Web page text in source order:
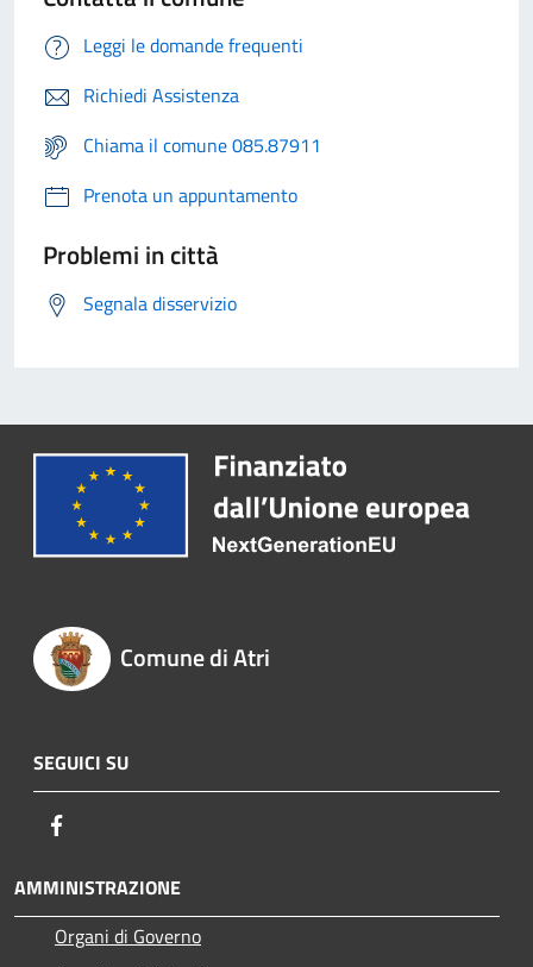
Leggi le domande frequenti
Richiedi Assistenza
Chiama il comune 085.87911
Prenota un appuntamento
Problemi in città
Segnala disservizio
Comune di Atri
SEGUICI SU
AMMINISTRAZIONE
Organi di Governo